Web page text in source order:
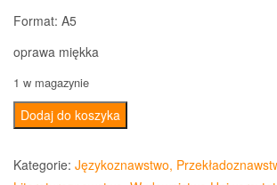
Format: A5
oprawa miękka
1 w magazynie
ilość
Językowy,
literacki
i
Dodaj do koszyka
Kategorie: Językoznawstwo,